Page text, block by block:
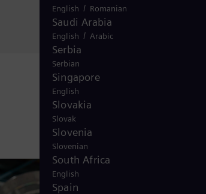
English / Romanian
Saudi Arabia
English / Arabic
Serbia
Serbian
Singapore
English
Slovakia
Slovak
Slovenia
Slovenian
South Africa
English
Spain